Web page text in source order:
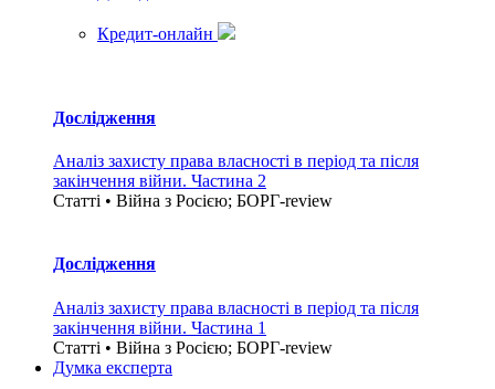
Кредит-онлайн
Дослідження
Аналіз захисту права власності в період та після
закінчення війни. Частина 2
Статті • Війна з Росією; БОРГ-review
Дослідження
Аналіз захисту права власності в період та після
закінчення війни. Частина 1
Статті • Війна з Росією; БОРГ-review
Думка експерта